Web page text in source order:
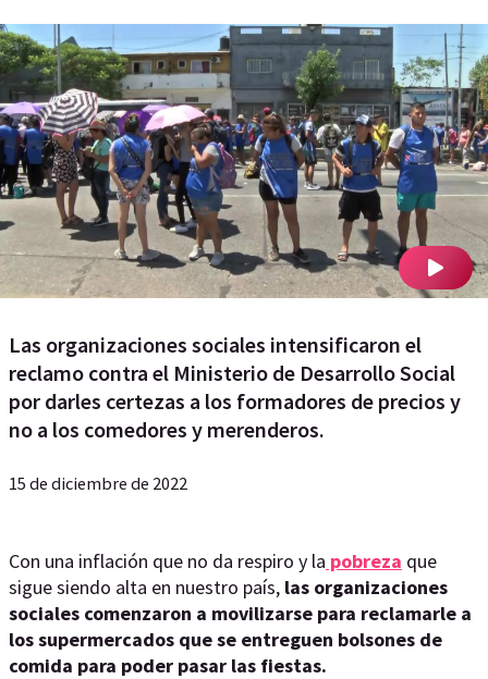
Las organizaciones sociales intensificaron el
reclamo contra el Ministerio de Desarrollo Social
por darles certezas a los formadores de precios y
no a los comedores y merenderos.
15 de diciembre de 2022
Con una inflación que no da respiro y la pobreza que
sigue siendo alta en nuestro país, las organizaciones
sociales comenzaron a movilizarse para reclamarle a
los supermercados que se entreguen bolsones de
comida para poder pasar las fiestas.